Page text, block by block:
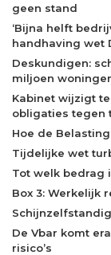
geen stand
‘Bijna helft
handhaving wet
Deskundigen:
miljoen
Kabinet wijzigt
obligaties tegen
Hoe de
Tijdelijke wet
Tot welk bedrag
Box 3: Werkelijk
De Vbar komt
risico’s